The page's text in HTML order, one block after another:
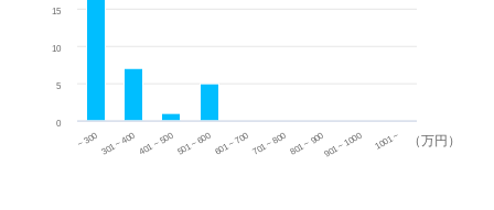
（万円）
~ 300 301 ~ 400 401 ~ 500501 ~ 600601 ~ 700701 ~ 800801 ~ 900901 ~ 1000 1001 ~
0
5
10
15